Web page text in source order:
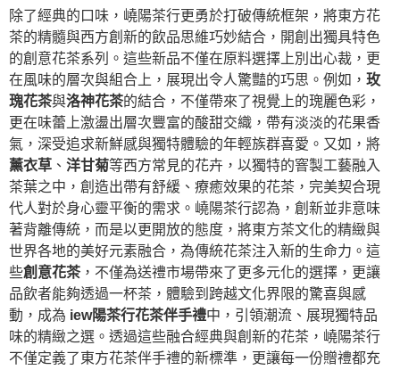
除了經典的口味，嶢陽茶行更勇於打破傳統框架，將東方花
茶的精髓與西方創新的飲品思維巧妙結合，開創出獨具特色
的創意花茶系列。這些新品不僅在原料選擇上別出心裁，更
在風味的層次與組合上，展現出令人驚豔的巧思。例如， 玫
瑰花茶與洛神花茶的結合，不僅帶來了視覺上的瑰麗色彩，
更在味蕾上激盪出層次豐富的酸甜交織，帶有淡淡的花果香
氣，深受追求新鮮感與獨特體驗的年輕族群喜愛。又如，將
薰衣草 、 洋甘菊等西方常見的花卉，以獨特的窨製工藝融入
茶葉之中，創造出帶有舒緩、療癒效果的花茶，完美契合現
代人對於身心靈平衡的需求。嶢陽茶行認為，創新並非意味
著背離傳統，而是以更開放的態度，將東方茶文化的精緻與
世界各地的美好元素融合，為傳統花茶注入新的生命力。這
些創意花茶，不僅為送禮市場帶來了更多元化的選擇，更讓
品飲者能夠透過一杯茶，體驗到跨越文化界限的驚喜與感
動，成為 iew陽茶行花茶伴手禮中，引領潮流、展現獨特品
味的精緻之選。透過這些融合經典與創新的花茶，嶢陽茶行
不僅定義了東方花茶伴手禮的新標準，更讓每一份贈禮都充